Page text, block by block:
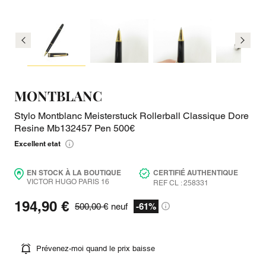
MONTBLANC
Stylo Montblanc Meisterstuck Rollerball Classique Dore
Resine Mb132457 Pen 500€
Excellent etat
EN STOCK À LA BOUTIQUE
VICTOR HUGO PARIS 16
CERTIFIÉ AUTHENTIQUE
REF CL : 258331
194,90 € 500,00 € neuf -61%
Prévenez-moi quand le prix baisse